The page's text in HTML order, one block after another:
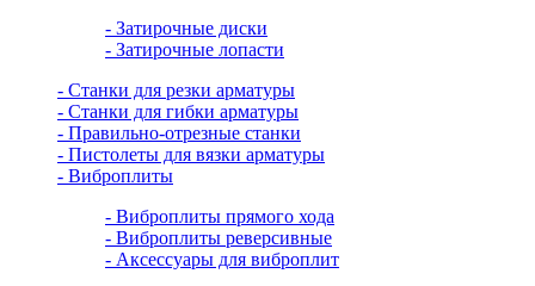
- Затирочные диски
- Затирочные лопасти
- Станки для резки арматуры
- Станки для гибки арматуры
- Правильно-отрезные станки
- Пистолеты для вязки арматуры
- Виброплиты
- Виброплиты прямого хода
- Виброплиты реверсивные
- Аксессуары для виброплит